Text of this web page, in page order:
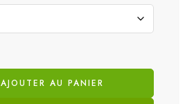
AJOUTER AU PANIER